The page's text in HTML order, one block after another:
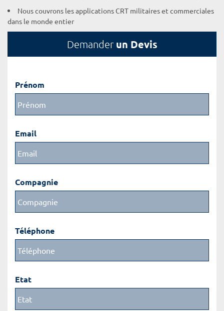
Nous couvrons les applications CRT militaires et commerciales
dans le monde entier
Demander un Devis
Prénom
Email
Compagnie
Téléphone
Etat